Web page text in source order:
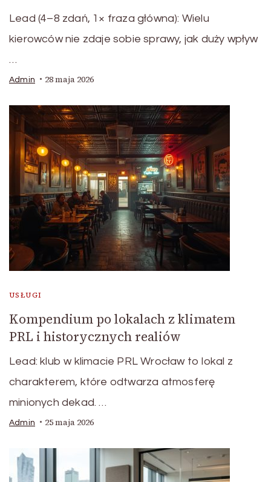
Lead (4–8 zdań, 1× fraza główna): Wielu
kierowców nie zdaje sobie sprawy, jak duży wpływ
…
Admin 28 maja 2026
USŁUGI
Kompendium po lokalach z klimatem
PRL i historycznych realiów
Lead: klub w klimacie PRL Wrocław to lokal z
charakterem, które odtwarza atmosferę
minionych dekad. …
Admin 25 maja 2026